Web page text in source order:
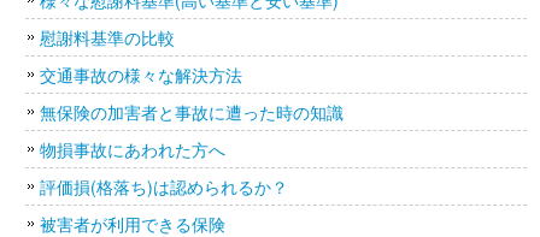
慰謝料基準の比較
交通事故の様々な解決方法
無保険の加害者と事故に遭った時の知識
物損事故にあわれた方へ
評価損(格落ち)は認められるか？
被害者が利用できる保険